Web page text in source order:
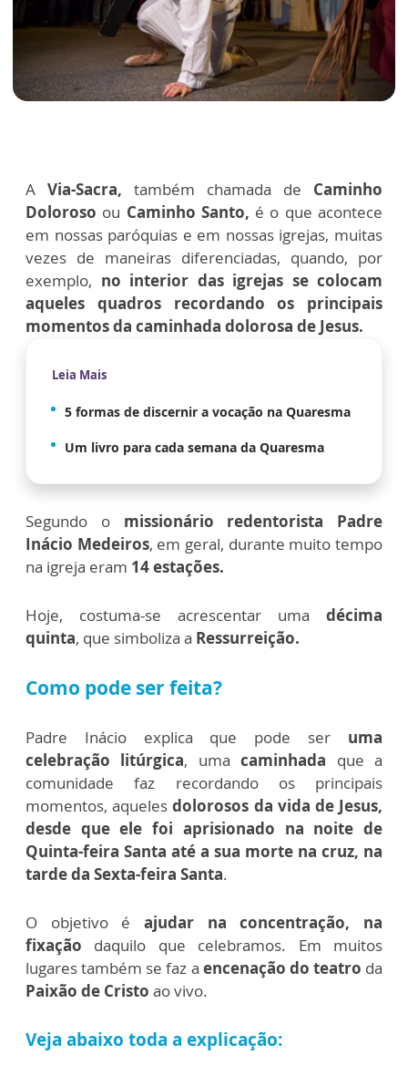
A Via-Sacra, também chamada de Caminho
Doloroso ou Caminho Santo, é o que acontece
em nossas paróquias e em nossas igrejas, muitas
vezes de maneiras diferenciadas, quando, por
exemplo, no interior das igrejas se colocam
aqueles quadros recordando os principais
momentos da caminhada dolorosa de Jesus.
Leia Mais
5 formas de discernir a vocação na Quaresma
Um livro para cada semana da Quaresma
Segundo o missionário redentorista Padre
Inácio Medeiros, em geral, durante muito tempo
na igreja eram 14 estações.
Hoje, costuma-se acrescentar uma décima
quinta, que simboliza a Ressurreição.
Como pode ser feita?
Padre Inácio explica que pode ser uma
celebração litúrgica, umacaminhada que a
comunidade faz recordando os principais
momentos, aquelesdolorosos da vida de Jesus,
desde que ele foi aprisionado na noite de
Quinta-feira Santa até a sua morte na cruz, na
tarde da Sexta-feira Santa.
O objetivo é ajudar na concentração, na
fixação daquilo que celebramos. Em muitos
lugares também se faz a encenação do teatro da
Paixão de Cristo ao vivo.
Veja abaixo toda a explicação: